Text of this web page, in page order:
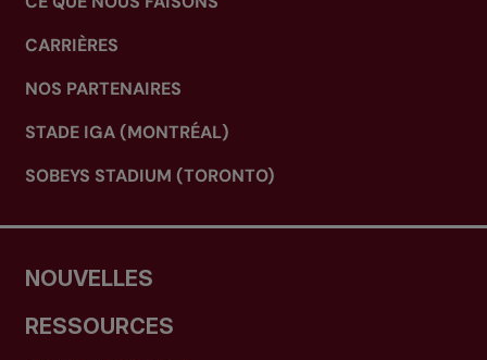
CARRIÈRES
NOS PARTENAIRES
STADE IGA (MONTRÉAL)
SOBEYS STADIUM (TORONTO)
NOUVELLES
RESSOURCES